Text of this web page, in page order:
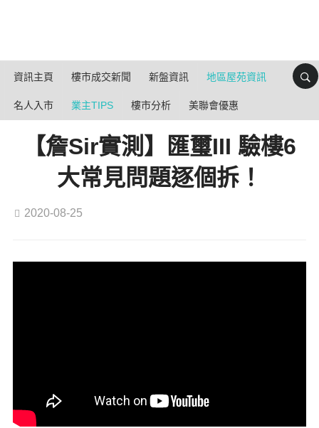
資訊主頁 樓市成交新聞 新盤資訊 地區屋苑資訊
名人入市 業主TIPS 樓市分析 美聯會優惠
【詹Sir實測】匯璽III 驗樓6
大常見問題逐個拆！
2020-08-25